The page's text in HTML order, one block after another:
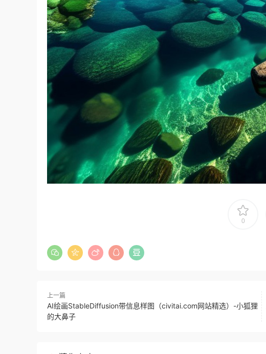
0
上一篇
AI绘画StableDiffusion带信息样图（civitai.com网站精选）-小狐狸
的大鼻子